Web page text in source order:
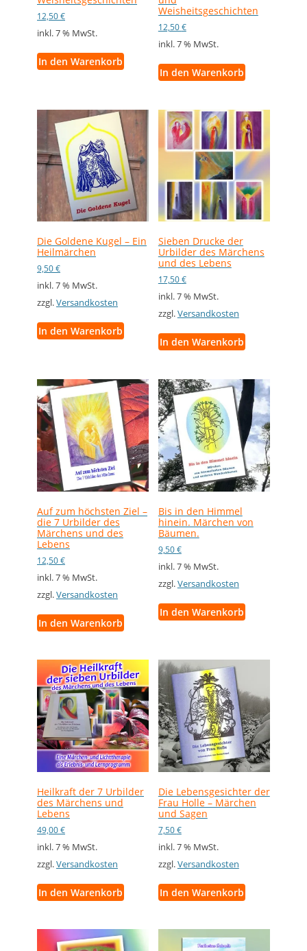
12,50€
inkl. 7 % MwSt.
In den Warenkorb
Weisheitsgeschichten
12,50€
inkl. 7 % MwSt.
In den Warenkorb
Die Goldene Kugel – Ein
Heilmärchen
9,50€
inkl. 7 % MwSt.
zzgl.Versandkosten
In den Warenkorb
Sieben Drucke der
Urbilder des Märchens
und des Lebens
17,50€
inkl. 7 % MwSt.
zzgl.Versandkosten
In den Warenkorb
Auf zum höchsten Ziel –
die 7 Urbilder des
Märchens und des
Lebens
12,50€
inkl. 7 % MwSt.
zzgl.Versandkosten
In den Warenkorb
Bis in den Himmel
hinein. Märchen von
Bäumen.
9,50€
inkl. 7 % MwSt.
zzgl.Versandkosten
In den Warenkorb
Heilkraft der 7 Urbilder
des Märchens und
Lebens
49,00€
inkl. 7 % MwSt.
zzgl.Versandkosten
In den Warenkorb
Die Lebensgesichter der
Frau Holle – Märchen
und Sagen
7,50€
inkl. 7 % MwSt.
zzgl.Versandkosten
In den Warenkorb